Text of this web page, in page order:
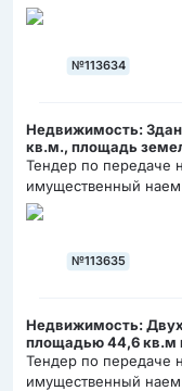
№113634
Недвижимость:
кв.м., площадь
г.Павлодар, ул. 1
14:218:020:189:1/А
Тендер по передаче
имущественный
№113635
Недвижимость:
площадью 44,6 кв.м
20:315:047:086:100/
Медеуском районе,
Тендер по передаче
имущественный